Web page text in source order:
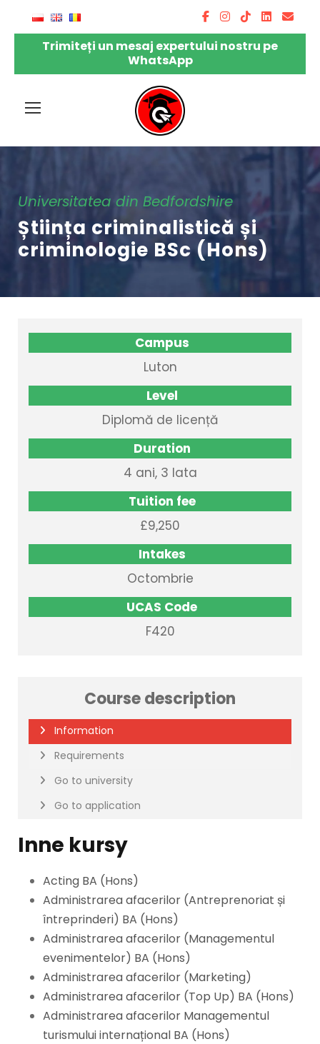
Trimiteți un mesaj expertului nostru pe
WhatsApp
Universitatea din Bedfordshire
Știința criminalistică și
criminologie BSc (Hons)
Campus
Luton
Level
Diplomă de licență
Duration
4 ani, 3 lata
Tuition fee
£9,250
Intakes
Octombrie
UCAS Code
F420
Course description
Information
Requirements
Go to university
Go to application
Inne kursy
Acting BA (Hons)
Administrarea afacerilor (Antreprenoriat și
întreprinderi) BA (Hons)
Administrarea afacerilor (Managementul
evenimentelor) BA (Hons)
Administrarea afacerilor (Marketing)
Administrarea afacerilor (Top Up) BA (Hons)
Administrarea afacerilor Managementul
turismului internațional BA (Hons)